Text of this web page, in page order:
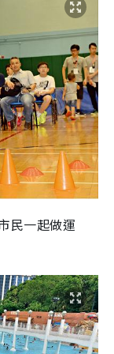
民一起做運